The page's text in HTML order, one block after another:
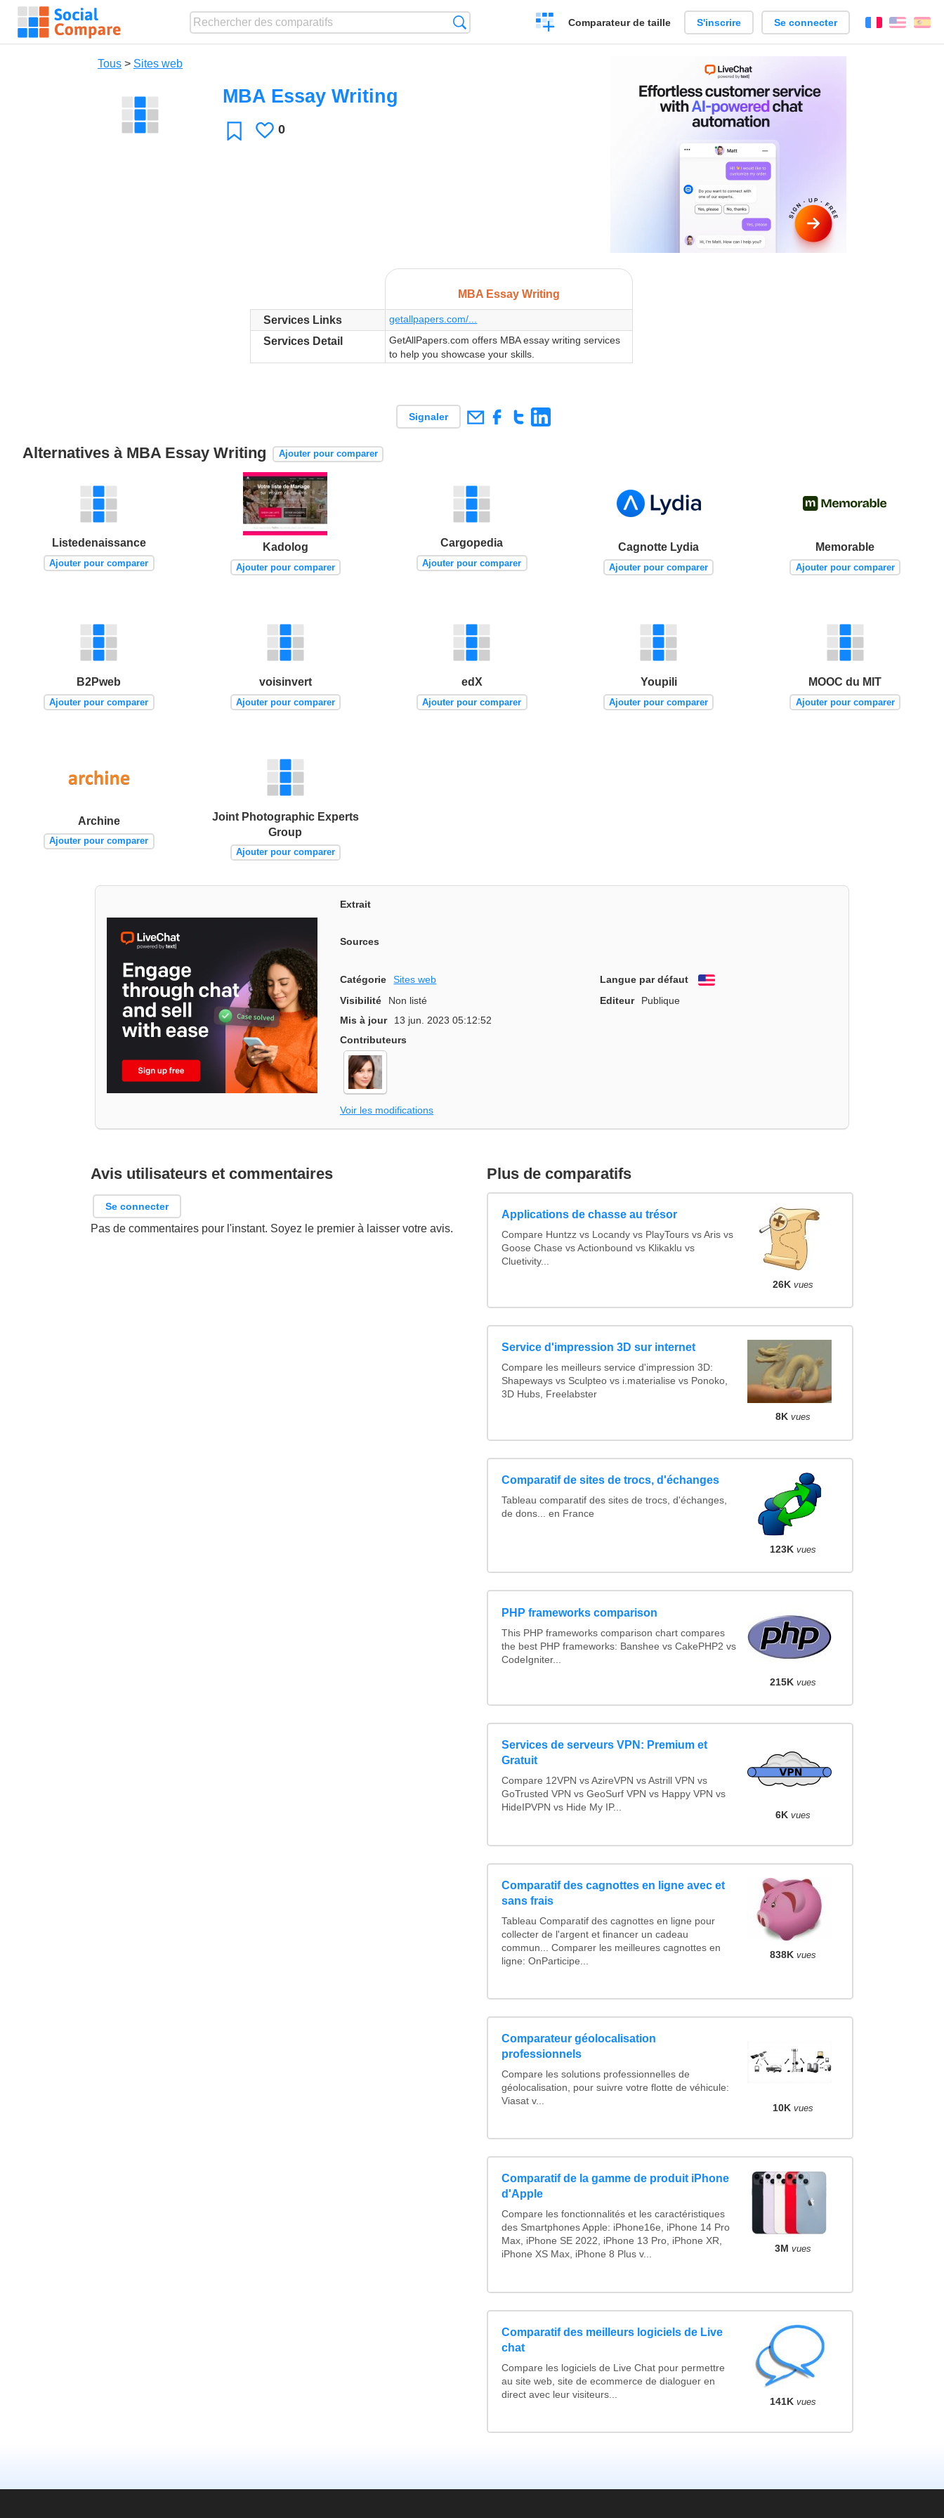
Créer
un
Comparateur de taille S'inscrire Se connecter FrançaisEnglish
Tous > Sites web
MBA Essay Writing
Favori J'aime
0
MBA Essay Writing
Services Links getallpapers.com/...
Services Detail
GetAllPapers.com offers MBA essay writing services
to help you showcase your skills.
Signaler
Alternatives à MBA Essay Writing Ajouter pour comparer
Listedenaissance
Ajouter pour comparer
Kadolog
Ajouter pour comparer
Cargopedia
Ajouter pour comparer
Cagnotte Lydia
Ajouter pour comparer
Memorable
Ajouter pour comparer
B2Pweb
Ajouter pour comparer
voisinvert
Ajouter pour comparer
edX
Ajouter pour comparer
Youpili
Ajouter pour comparer
MOOC du MIT
Ajouter pour comparer
Archine
Ajouter pour comparer
Joint Photographic Experts
Group
Ajouter pour comparer
Extrait
Sources
Catégorie Sites web Langue par défaut
English
Visibilité
Non listé Editeur
Publique
Mis à jour
13 jun. 2023 05:12:52
Contributeurs
Voir les modifications
Avis utilisateurs et commentaires
Se connecter
Pas de commentaires pour l'instant. Soyez le premier à laisser votre avis.
Plus de comparatifs
Applications de chasse au trésor
Compare Huntzz vs Locandy vs PlayTours vs Aris vs
Goose Chase vs Actionbound vs Klikaklu vs
Cluetivity...
26K vues
Service d'impression 3D sur internet
Compare les meilleurs service d'impression 3D:
Shapeways vs Sculpteo vs i.materialise vs Ponoko,
3D Hubs, Freelabster
8K vues
Comparatif de sites de trocs, d'échanges
Tableau comparatif des sites de trocs, d'échanges,
de dons... en France
123K vues
PHP frameworks comparison
This PHP frameworks comparison chart compares
the best PHP frameworks: Banshee vs CakePHP2 vs
CodeIgniter...
215K vues
Services de serveurs VPN: Premium et
Gratuit
Compare 12VPN vs AzireVPN vs Astrill VPN vs
GoTrusted VPN vs GeoSurf VPN vs Happy VPN vs
HideIPVPN vs Hide My IP...
6K vues
Comparatif des cagnottes en ligne avec et
sans frais
Tableau Comparatif des cagnottes en ligne pour
collecter de l'argent et financer un cadeau
commun... Comparer les meilleures cagnottes en
ligne: OnParticipe...
838K vues
Comparateur géolocalisation
professionnels
Compare les solutions professionnelles de
géolocalisation, pour suivre votre flotte de véhicule:
Viasat v...
10K vues
Comparatif de la gamme de produit iPhone
d'Apple
Compare les fonctionnalités et les caractéristiques
des Smartphones Apple: iPhone16e, iPhone 14 Pro
Max, iPhone SE 2022, iPhone 13 Pro, iPhone XR,
iPhone XS Max, iPhone 8 Plus v...
3M vues
Comparatif des meilleurs logiciels de Live
chat
Compare les logiciels de Live Chat pour permettre
au site web, site de ecommerce de dialoguer en
direct avec leur visiteurs...
141K vues